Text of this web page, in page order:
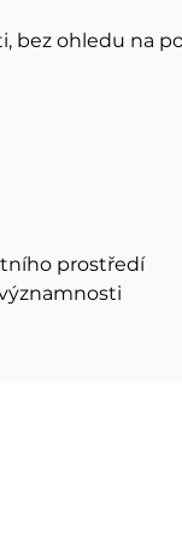
bez ohledu na
prostředí